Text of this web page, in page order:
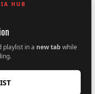
HUB
playlist in a new tab while